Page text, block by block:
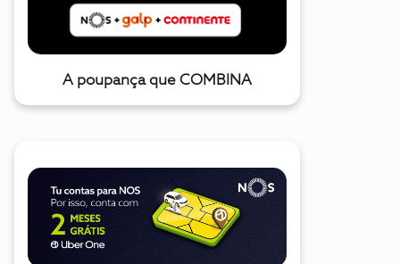
A poupança que COMBINA